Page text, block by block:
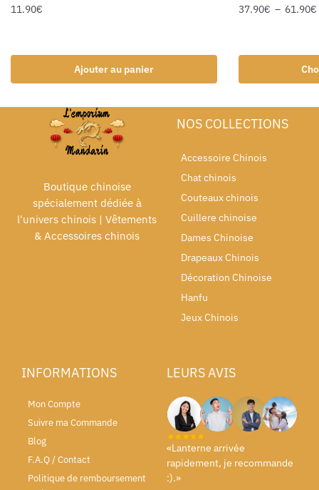
11.90€
Ajouter au panier
37.90€ – 61.90€
Boutique chinoise
spécialement dédiée à
l'univers chinois | Vêtements
& Accessoires chinois
NOS COLLECTIONS
Accessoire Chinois
Chat chinois
Couteaux chinois
Cuillere chinoise
Dames Chinoise
Drapeaux Chinois
Décoration Chinoise
Hanfu
Jeux Chinois
INFORMATIONS
Mon Compte
Suivre ma Commande
Blog
F.A.Q / Contact
Politique de remboursement
LEURS AVIS
«Lanterne arrivée
rapidement, je recommande
:).»